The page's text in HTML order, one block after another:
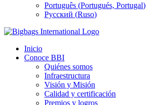
Português (Portugués, Portugal)
Русский (Ruso)
Inicio
Conoce BBI
Quiénes somos
Infraestructura
Visión y Misión
Calidad y certificación
Premios y logros